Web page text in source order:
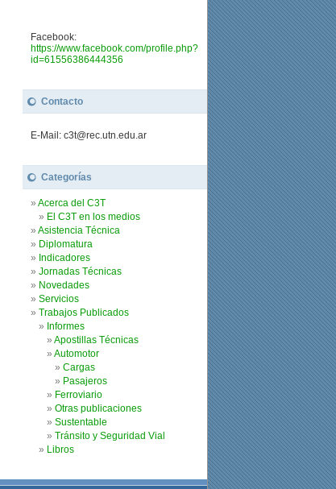
Facebook:
https://www.facebook.com/profile.php?
id=61556386444356
Contacto
E-Mail: c3t@rec.utn.edu.ar
Categorías
Acerca del C3T
El C3T en los medios
Asistencia Técnica
Diplomatura
Indicadores
Jornadas Técnicas
Novedades
Servicios
Trabajos Publicados
Informes
Apostillas Técnicas
Automotor
Cargas
Pasajeros
Ferroviario
Otras publicaciones
Sustentable
Tránsito y Seguridad Vial
Libros